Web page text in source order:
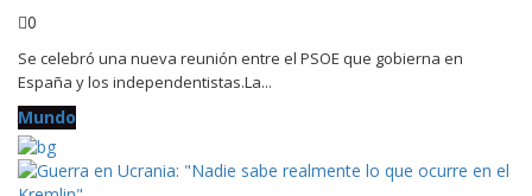
0
Se celebró una nueva reunión entre el PSOE que gobierna en
España y los independentistas.La...
Mundo